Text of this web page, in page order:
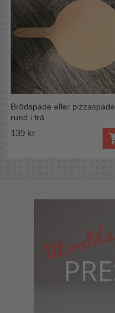
Brödspade eller pizzaspade
rund i trä
139 kr